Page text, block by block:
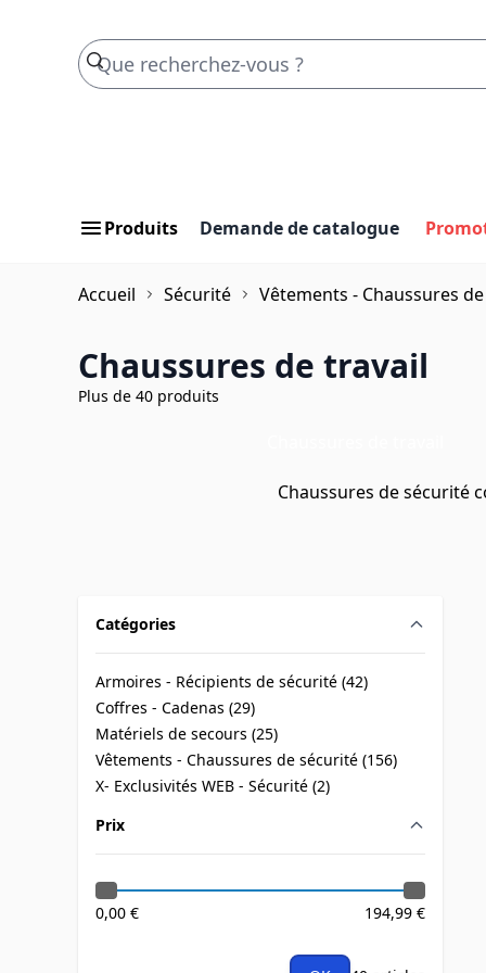
Produits Demande de catalogue
Accueil Sécurité Vêtements - Chaussures
Chaussures de travail
Plus de 40 produits
Chaussures de sécurité
Catégories
Armoires - Récipients de sécurité (42
products available
)
Coffres - Cadenas (29
products available
)
Matériels de secours (25
products available
)
Vêtements - Chaussures de sécurité (156
products available
)
X- Exclusivités WEB - Sécurité (2
products available
)
Prix
0,00 € 194,99 €